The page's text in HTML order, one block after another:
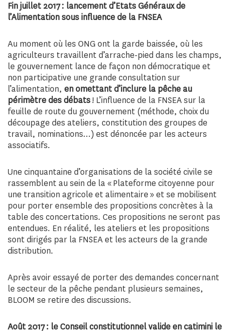
Fin juillet 2017 : lancement d’Etats Généraux de
l’Alimentation sous influence de la FNSEA
Au moment où les ONG ont la garde baissée, où les
agriculteurs travaillent d’arrache-pied dans les champs,
le gouvernement lance de façon non démocratique et
non participative une grande consultation sur
l’alimentation, en omettant d’inclure la pêche au
périmètre des débats! L’influence de la FNSEA sur la
feuille de route du gouvernement (méthode, choix du
découpage des ateliers, constitution des groupes de
travail, nominations…) est dénoncée par les acteurs
associatifs.
Une cinquantaine d’organisations de la société civile se
rassemblent au sein de la « Plateforme citoyenne pour
une transition agricole et alimentaire » et se mobilisent
pour porter ensemble des propositions concrètes à la
table des concertations. Ces propositions ne seront pas
entendues. En réalité, les ateliers et les propositions
sont dirigés par la FNSEA et les acteurs de la grande
distribution.
Après avoir essayé de porter des demandes concernant
le secteur de la pêche pendant plusieurs semaines,
BLOOM se retire des discussions.
Août 2017 : le Conseil constitutionnel valide en catimini le